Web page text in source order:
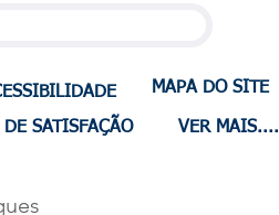
MAPA DO SITE
DE SATISFAÇÃO VER MAIS....